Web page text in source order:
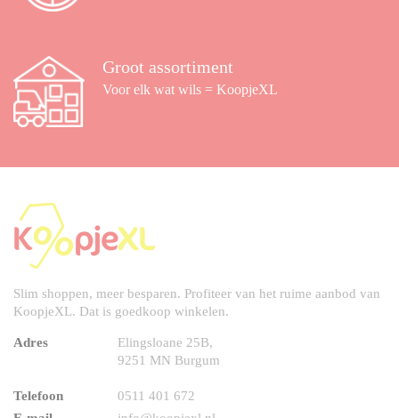
Groot assortiment
Voor elk wat wils = KoopjeXL
Slim shoppen, meer besparen. Profiteer van het ruime aanbod van
KoopjeXL. Dat is goedkoop winkelen.
Adres
Elingsloane 25B,
9251 MN Burgum
Telefoon
0511 401 672